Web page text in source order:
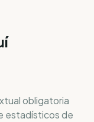
obligatoria
estadísticos de